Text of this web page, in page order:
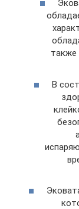
также
В